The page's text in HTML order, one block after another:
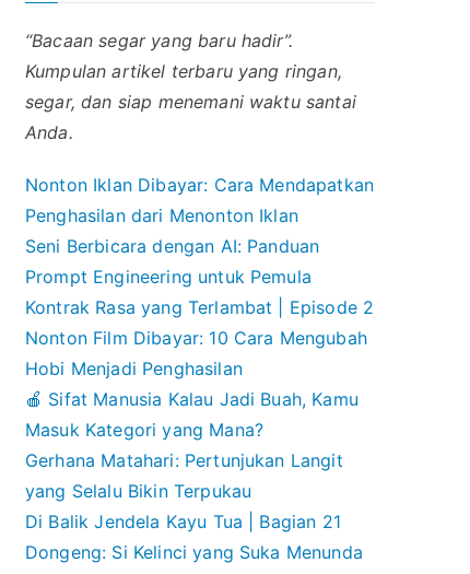
“Bacaan segar yang baru hadir”.
Kumpulan artikel terbaru yang ringan,
segar, dan siap menemani waktu santai
Anda.
Nonton Iklan Dibayar: Cara Mendapatkan
Penghasilan dari Menonton Iklan
Seni Berbicara dengan AI: Panduan
Prompt Engineering untuk Pemula
Kontrak Rasa yang Terlambat | Episode 2
Nonton Film Dibayar: 10 Cara Mengubah
Hobi Menjadi Penghasilan
🍎 Sifat Manusia Kalau Jadi Buah, Kamu
Masuk Kategori yang Mana?
Gerhana Matahari: Pertunjukan Langit
yang Selalu Bikin Terpukau
Di Balik Jendela Kayu Tua | Bagian 21
Dongeng: Si Kelinci yang Suka Menunda